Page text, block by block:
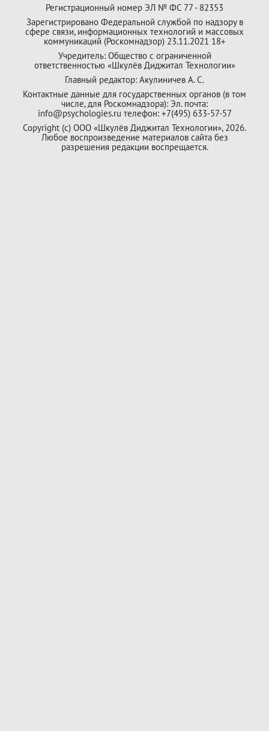
Регистрационный номер ЭЛ № ФС 77 - 82353
Зарегистрировано Федеральной службой по надзору в
сфере связи, информационных технологий и массовых
коммуникаций (Роскомнадзор) 23.11.2021 18+
Учредитель: Общество с ограниченной
ответственностью «Шкулёв Диджитал Технологии»
Главный редактор: Акулиничев А. С.
Контактные данные для государственных органов (в том
числе, для Роскомнадзора): Эл. почта:
info@psychologies.ru телефон: +7(495) 633-57-57
Copyright (с) ООО «Шкулёв Диджитал Технологии», 2026.
Любое воспроизведение материалов сайта без
разрешения редакции воспрещается.